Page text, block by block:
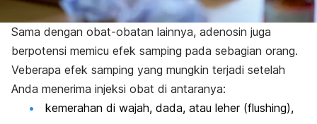
Sama dengan obat-obatan lainnya, adenosin juga
berpotensi memicu efek samping pada sebagian orang.
Veberapa efek samping yang mungkin terjadi setelah
Anda menerima injeksi obat di antaranya:
kemerahan di wajah, dada, atau leher (flushing),